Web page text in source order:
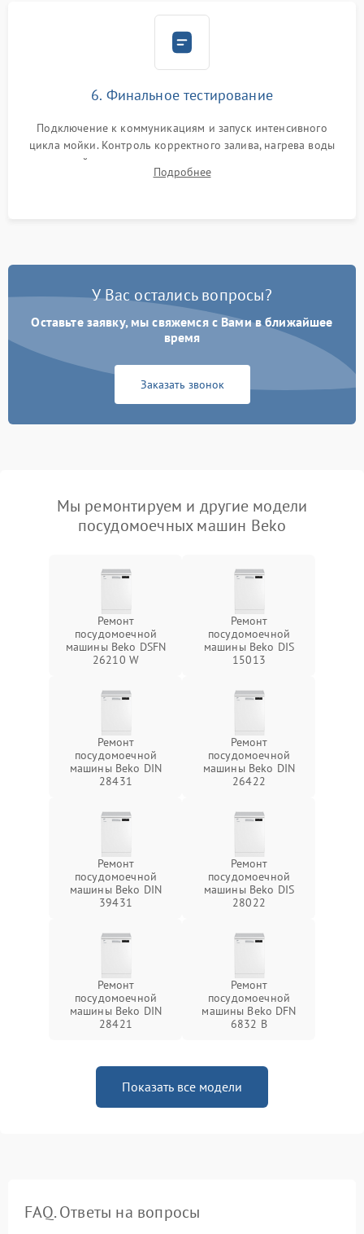
6. Финальное тестирование
Подключение к коммуникациям и запуск интенсивного
цикла мойки. Контроль корректного залива, нагрева воды
до нужной температуры, отсутствия посторонних шумов,
штатного слива и абсолютной сухости в поддоне.
Подробнее
У Вас остались вопросы?
Оставьте заявку, мы свяжемся с Вами в ближайшее
время
Заказать звонок
Мы ремонтируем и другие модели
посудомоечных машин Beko
Ремонт
посудомоечной
машины Beko DSFN
26210 W
Ремонт
посудомоечной
машины Beko DIS
15013
Ремонт
посудомоечной
машины Beko DIN
28431
Ремонт
посудомоечной
машины Beko DIN
26422
Ремонт
посудомоечной
машины Beko DIN
39431
Ремонт
посудомоечной
машины Beko DIS
28022
Ремонт
посудомоечной
машины Beko DIN
28421
Ремонт
посудомоечной
машины Beko DFN
6832 B
Показать все модели
FAQ. Ответы на вопросы